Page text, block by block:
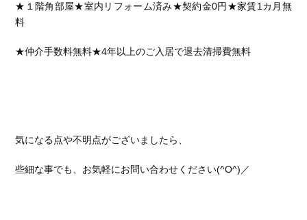
★１階角部屋★室内リフォーム済み★契約金0円★家賃1カ月無
料
★仲介手数料無料★4年以上のご入居で退去清掃費無料
気になる点や不明点がございましたら、
些細な事でも、お気軽にお問い合わせください(^O^)／